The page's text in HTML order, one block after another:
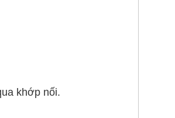
khớp nối.